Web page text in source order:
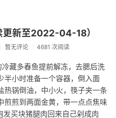
更新至2022-04-18）
暂无评论 4681 次阅读
藏多春鱼提前解冻，去腮后洗
半小时准备一个容器，倒入面
热锅倒油，中小火，筷子夹一条
煎煎到两面金黄，带一点点焦味
买块猪腿肉回来自己剁成肉